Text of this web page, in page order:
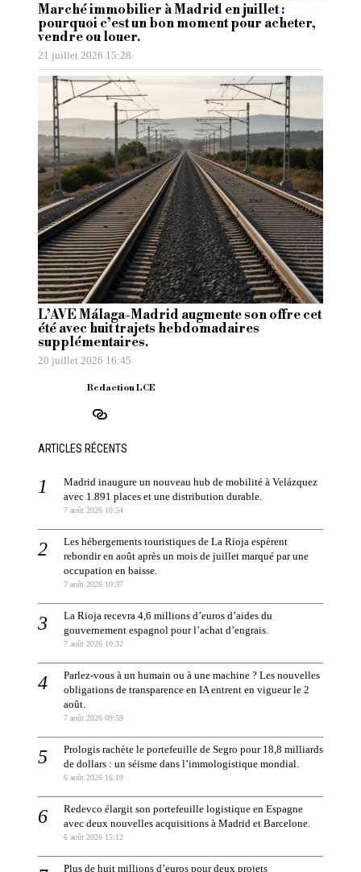
Marché immobilier à Madrid en juillet :
pourquoi c’est un bon moment pour acheter,
vendre ou louer.
21 juillet 2026 15:28
L’AVE Málaga-Madrid augmente son offre cet
été avec huit trajets hebdomadaires
supplémentaires.
20 juillet 2026 16:45
Redaction LCE
ARTICLES RÉCENTS
Madrid inaugure un nouveau hub de mobilité à Velázquez
avec 1.891 places et une distribution durable.
7 août 2026 10:54
Les hébergements touristiques de La Rioja espèrent
rebondir en août après un mois de juillet marqué par une
occupation en baisse.
7 août 2026 10:37
La Rioja recevra 4,6 millions d’euros d’aides du
gouvernement espagnol pour l’achat d’engrais.
7 août 2026 10:32
Parlez-vous à un humain ou à une machine ? Les nouvelles
obligations de transparence en IA entrent en vigueur le 2
août.
7 août 2026 09:59
Prologis rachète le portefeuille de Segro pour 18,8 milliards
de dollars : un séisme dans l’immologistique mondial.
6 août 2026 16:19
Redevco élargit son portefeuille logistique en Espagne
avec deux nouvelles acquisitions à Madrid et Barcelone.
6 août 2026 15:12
Plus de huit millions d’euros pour deux projets